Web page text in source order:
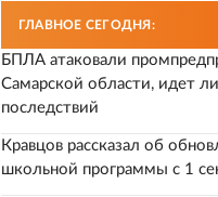
ГЛАВНОЕ СЕГОДНЯ:
БПЛА атаковали
Самарской области, идет
последствий
Кравцов рассказал об
школьной программы с 1